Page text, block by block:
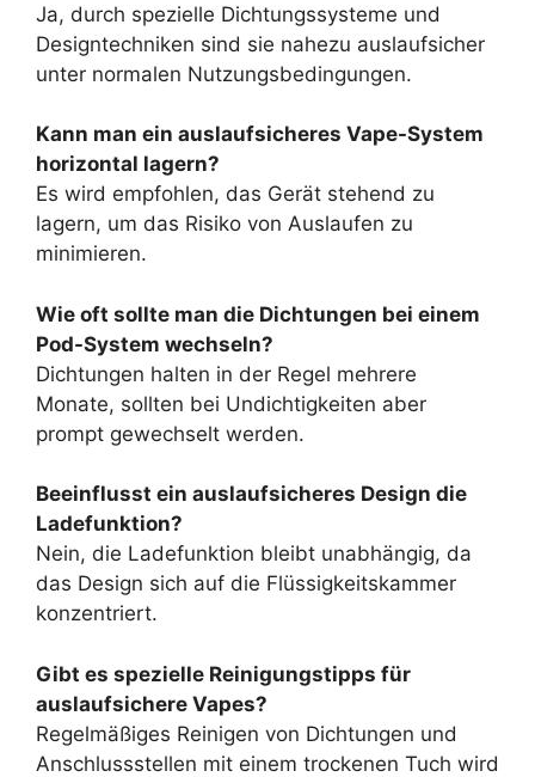
Ja, durch spezielle Dichtungssysteme und
Designtechniken sind sie nahezu auslaufsicher
unter normalen Nutzungsbedingungen.
Kann man ein auslaufsicheres Vape-System
horizontal lagern?
Es wird empfohlen, das Gerät stehend zu
lagern, um das Risiko von Auslaufen zu
minimieren.
Wie oft sollte man die Dichtungen bei einem
Pod-System wechseln?
Dichtungen halten in der Regel mehrere
Monate, sollten bei Undichtigkeiten aber
prompt gewechselt werden.
Beeinflusst ein auslaufsicheres Design die
Ladefunktion?
Nein, die Ladefunktion bleibt unabhängig, da
das Design sich auf die Flüssigkeitskammer
konzentriert.
Gibt es spezielle Reinigungstipps für
auslaufsichere Vapes?
Regelmäßiges Reinigen von Dichtungen und
Anschlussstellen mit einem trockenen Tuch wird